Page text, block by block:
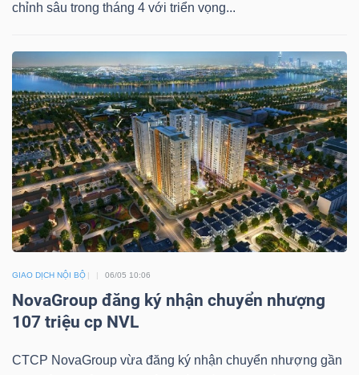
chỉnh sâu trong tháng 4 với triển vọng...
GIAO DỊCH NỘI BỘ 06/05 10:06
NovaGroup đăng ký nhận chuyển nhượng
107 triệu cp NVL
CTCP NovaGroup vừa đăng ký nhận chuyển nhượng gần
TIỆN
BẤT
ĐỘNG
SẢN
Mã
chứng
khoán
(-)
Tất cả Cổ phiếu